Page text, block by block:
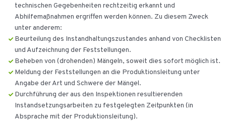
technischen Gegebenheiten rechtzeitig erkannt und
Abhilfemaßnahmen ergriffen werden können. Zu diesem Zweck
unter anderem:
Beurteilung des Instandhaltungszustandes anhand von Checklisten
und Aufzeichnung der Feststellungen.
Beheben von (drohenden) Mängeln, soweit dies sofort möglich ist.
Meldung der Feststellungen an die Produktionsleitung unter
Angabe der Art und Schwere der Mängel.
Durchführung der aus den Inspektionen resultierenden
Instandsetzungsarbeiten zu festgelegten Zeitpunkten (in
Absprache mit der Produktionsleitung).